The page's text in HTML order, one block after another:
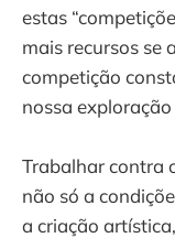
estas
mais recursos se
competição
nossa
Trabalhar contra
não só a
a criação